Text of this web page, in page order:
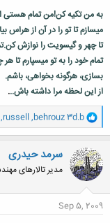
ض
و
ع
به من تکیه کن!من تمام هستی
میسازم تا تو را در آن از هراس
تا چهر و گیسویت را نوازش
تمام خود را به تو میسپارم تا
بسازی، هرگونه بخواهی، باشم.
از این لحظه مرا داشته باش...
و
ا
ک
ن
ش
ه
ا
behrouz 3d.b
,
russell
,
سرمد حیدری
مدیر تالارهای
Sep 5, 2009